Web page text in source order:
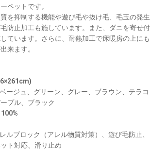
ペットです。
を抑制する機能や遊び毛や抜け毛、毛玉の発生
防止加工も施しています。また、ダニを寄せ付
ています。さらに、耐熱加工で床暖房の上にも
来ます。
ージュ、グリーン、グレー、ブラウン、テラコ
プル、ブラック
ルブロック（アレル物質対策）、遊び毛防止、
ト対応、滑り止め